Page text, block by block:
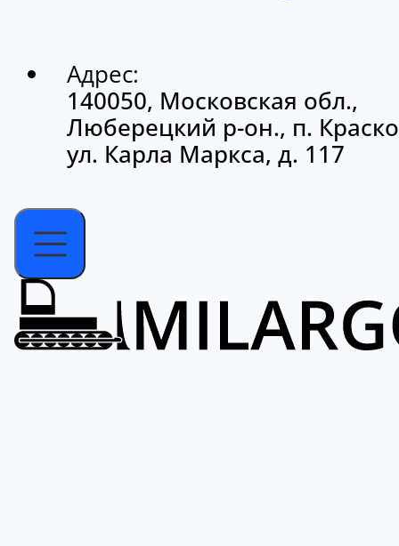
Адрес:
140050, Московская обл.,
Люберецкий р-он., п.
ул. Карла Маркса, д. 117